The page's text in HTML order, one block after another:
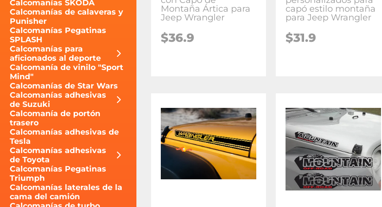
Calcomanías SKODA
Calcomanías de calaveras y
Punisher
Calcomanías Pegatinas
SPLASH
Calcomanías para
aficionados al deporte
Calcomanía de vinilo "Sport
Mind"
Calcomanías de Star Wars
Calcomanías adhesivas
de Suzuki
Calcomanía de portón
trasero
Calcomanías adhesivas de
Tesla
Calcomanías adhesivas
de Toyota
Calcomanías Pegatinas
Triumph
Calcomanías laterales de la
cama del camión
Montaña Ártica para
Jeep Wrangler
$36.9
capó estilo montaña
para Jeep Wrangler
$31.9